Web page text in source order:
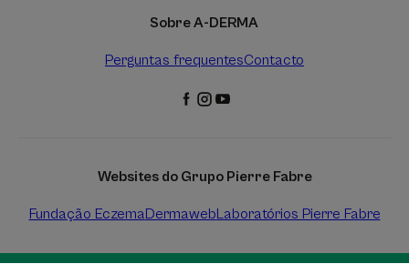
Sobre A-DERMA
Perguntas frequentesContacto
Websites do Grupo Pierre Fabre
Fundação EczemaDermawebLaboratórios Pierre Fabre